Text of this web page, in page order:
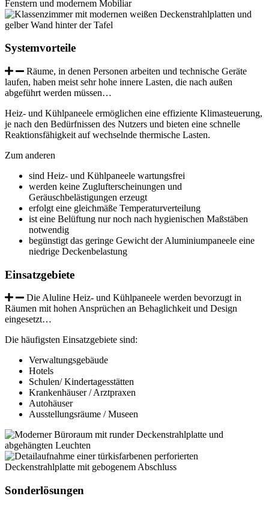
Systemvorteile
Räume, in denen Personen arbeiten und technische Geräte
laufen, haben meist sehr hohe innere Lasten, die nach außen
abgeführt werden müssen…
Heiz- und Kühlpaneele ermöglichen eine effiziente Klimasteuerung,
je nach den Bedürfnissen des Nutzers und bieten eine schnelle
Reaktionsfähigkeit auf wechselnde thermische Lasten.
Zum anderen
sind Heiz- und Kühlpaneele wartungsfrei
werden keine Zuglufterscheinungen und
Geräuschbelästigungen erzeugt
erfolgt eine gleichmäße Temperaturverteilung
ist eine Belüftung nur noch nach hygienischen Maßstäben
notwendig
begünstigt das geringe Gewicht der Aluminiumpaneele eine
niedrige Deckenbelastung
Einsatzgebiete
Die Aluline Heiz- und Kühlpaneele werden bevorzugt in
Räumen mit hohen Ansprüchen an Behaglichkeit und Design
eingesetzt…
Die häufigsten Einsatzgebiete sind:
Verwaltungsgebäude
Hotels
Schulen/ Kindertagesstätten
Krankenhäuser / Arztpraxen
Autohäuser
Ausstellungsräume / Museen
Sonderlösungen